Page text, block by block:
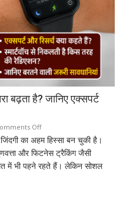
बढ़ता है? जानिए एक्सपर्ट
Offon
क्या
स्मार्टवॉच
पहनने
का अहम हिस्सा बन चुकी है।
और फिटनेस ट्रैकिंग जैसी
में भी पहने रहते हैं। लेकिन सोशल